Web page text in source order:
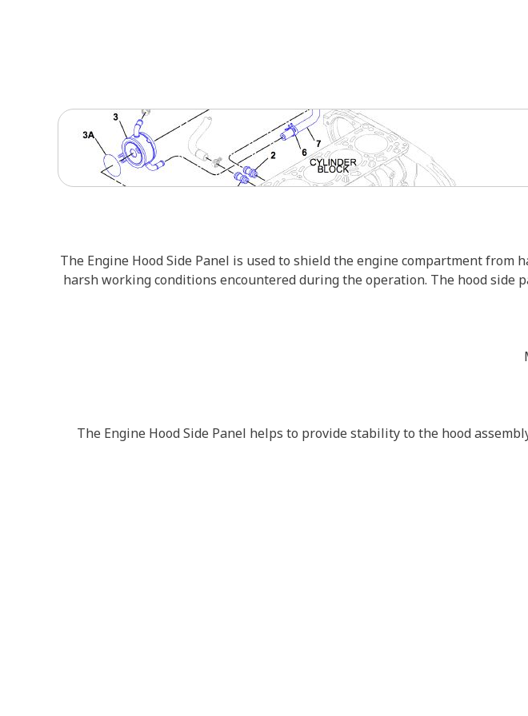
The Engine Hood Side Panel is used to shield the engine compartment
harsh working conditions encountered during the operation. The hood
The Engine Hood Side Panel helps to provide stability to the hood